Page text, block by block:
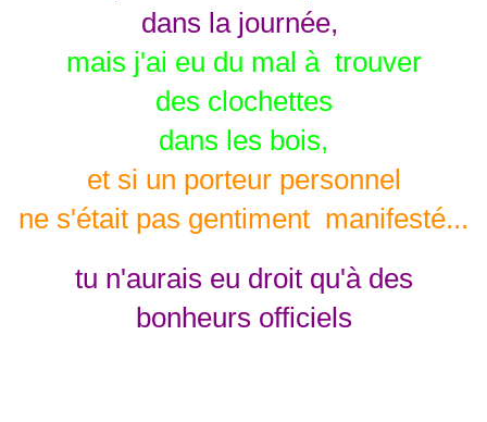
dans la journée,
mais j'ai eu du mal à trouver
des clochettes
dans les bois,
et si un porteur personnel
ne s'était pas gentiment manifesté...
tu n'aurais eu droit qu'à des
bonheurs officiels